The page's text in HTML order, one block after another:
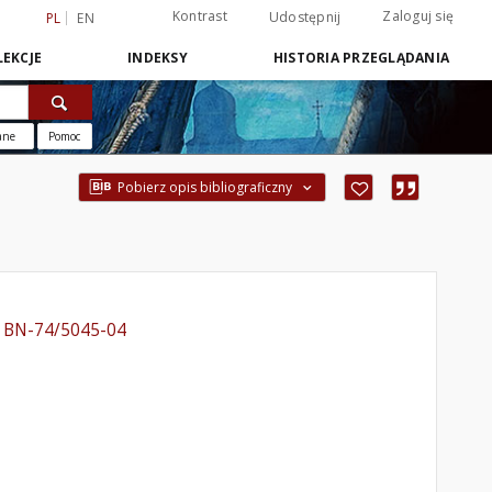
PL EN Kontrast Udostępnij Zaloguj się
INDEKSY HISTORIA PRZEGLĄDANIA
Pomoc
Pobierz opis bibliograficzny
74/5045-04